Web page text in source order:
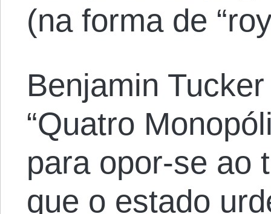
(na forma de
Benjamin
“Quatro
para opor-se ao
que o estado